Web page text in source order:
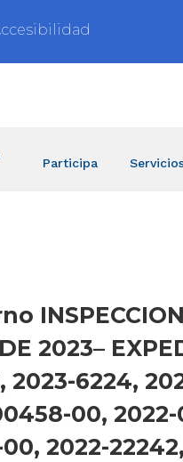
Participa
2023–
6224,
00,
2022-